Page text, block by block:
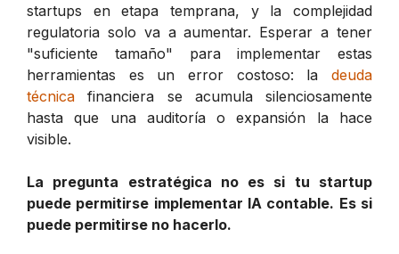
startups en etapa temprana, y la complejidad
regulatoria solo va a aumentar. Esperar a tener
"suficiente tamaño" para implementar estas
herramientas es un error costoso: la deuda
técnica financiera se acumula silenciosamente
hasta que una auditoría o expansión la hace
visible.
La pregunta estratégica no es si tu startup
puede permitirse implementar IA contable. Es si
puede permitirse no hacerlo.